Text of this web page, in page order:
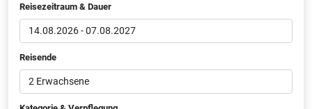
Reisezeitraum & Dauer
14.08.2026-07.08.2027
Reisende
2 Erwachsene